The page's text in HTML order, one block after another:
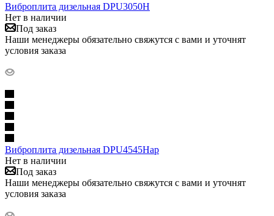
Виброплита дизельная DPU3050H
Нет в наличии
Под заказ
Наши менеджеры обязательно свяжутся с вами и уточнят
условия заказа
Виброплита дизельная DPU4545Hap
Нет в наличии
Под заказ
Наши менеджеры обязательно свяжутся с вами и уточнят
условия заказа